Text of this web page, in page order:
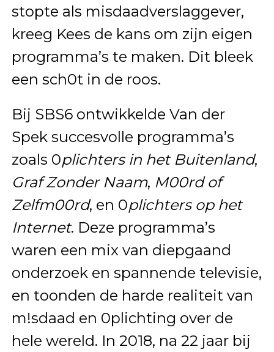
stopte als misdaadverslaggever,
kreeg Kees de kans om zijn eigen
programma’s te maken. Dit bleek
een sch0t in de roos.
Bij SBS6 ontwikkelde Van der
Spek succesvolle programma’s
zoals 0plichters in het Buitenland,
Graf Zonder Naam, M00rd of
Zelfm00rd, en 0plichters op het
Internet. Deze programma’s
waren een mix van diepgaand
onderzoek en spannende televisie,
en toonden de harde realiteit van
m!sdaad en 0plichting over de
hele wereld. In 2018, na 22 jaar bij